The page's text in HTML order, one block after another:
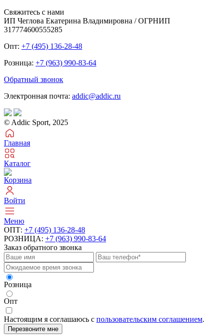
Свяжитесь с нами
ИП Чеглова Екатерина Владимировна / ОГРНИП
317774600555285
Опт: +7 (495) 136-28-48
Розница: +7 (963) 990-83-64
Обратный звонок
Электронная почта: addic@addic.ru
© Addic Sport, 2025
Главная
Каталог
Корзина
Войти
Меню
ОПТ: +7 (495) 136-28-48
РОЗНИЦА: +7 (963) 990-83-64
Заказ обратного звонка
Розница
Опт
Настоящим я соглашаюсь с пользовательским соглашением.
Перезвоните мне